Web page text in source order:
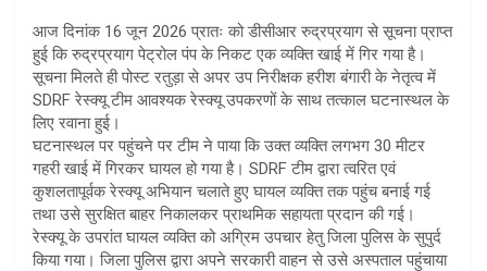
आज दिनांक 16 जून 2026 प्रातः को डीसीआर रुद्रप्रयाग से सूचना प्राप्त
हुई कि रुद्रप्रयाग पेट्रोल पंप के निकट एक व्यक्ति खाई में गिर गया है।
सूचना मिलते ही पोस्ट रतुड़ा से अपर उप निरीक्षक हरीश बंगारी के नेतृत्व में
SDRF रेस्क्यू टीम आवश्यक रेस्क्यू उपकरणों के साथ तत्काल घटनास्थल के
लिए रवाना हुई।
घटनास्थल पर पहुंचने पर टीम ने पाया कि उक्त व्यक्ति लगभग 30 मीटर
गहरी खाई में गिरकर घायल हो गया है। SDRF टीम द्वारा त्वरित एवं
कुशलतापूर्वक रेस्क्यू अभियान चलाते हुए घायल व्यक्ति तक पहुंच बनाई गई
तथा उसे सुरक्षित बाहर निकालकर प्राथमिक सहायता प्रदान की गई।
रेस्क्यू के उपरांत घायल व्यक्ति को अग्रिम उपचार हेतु जिला पुलिस के सुपुर्द
किया गया। जिला पुलिस द्वारा अपने सरकारी वाहन से उसे अस्पताल पहुंचाया